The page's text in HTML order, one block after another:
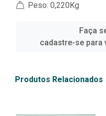
Peso: 0,220Kg
Faça
cadastre-se para
Produtos Relacionados